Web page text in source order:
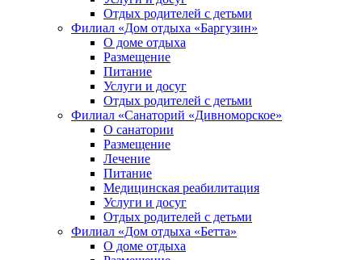
Отдых родителей с детьми
Филиал «Дом отдыха «Баргузин»
О доме отдыха
Размещение
Питание
Услуги и досуг
Отдых родителей с детьми
Филиал «Санаторий «Дивноморское»
О санатории
Размещение
Лечение
Питание
Медицинская реабилитация
Услуги и досуг
Отдых родителей с детьми
Филиал «Дом отдыха «Бетта»
О доме отдыха